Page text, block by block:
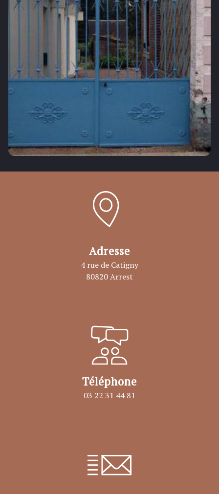
Adresse
4 rue de Catigny
80820 Arrest
Téléphone
03 22 31 44 81